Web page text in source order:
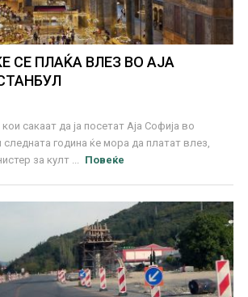
СЕ ПЛАЌА ВЛЕЗ ВО АЈА
сакаат да ја посетат Аја Софија во
следната година ќе мора да платат влез,
за култ ...
Повеќе